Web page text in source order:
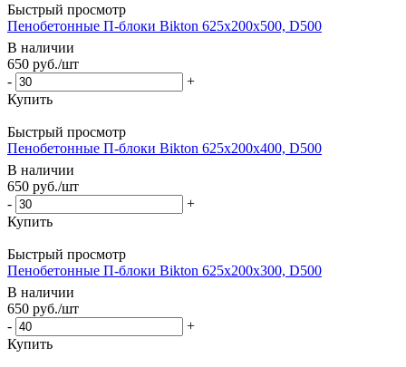
Быстрый просмотр
Пенобетонные П-блоки Bikton 625х200х500, D500
В наличии
650 руб./шт
-
+
Купить
Быстрый просмотр
Пенобетонные П-блоки Bikton 625х200х400, D500
В наличии
650 руб./шт
-
+
Купить
Быстрый просмотр
Пенобетонные П-блоки Bikton 625х200х300, D500
В наличии
650 руб./шт
-
+
Купить